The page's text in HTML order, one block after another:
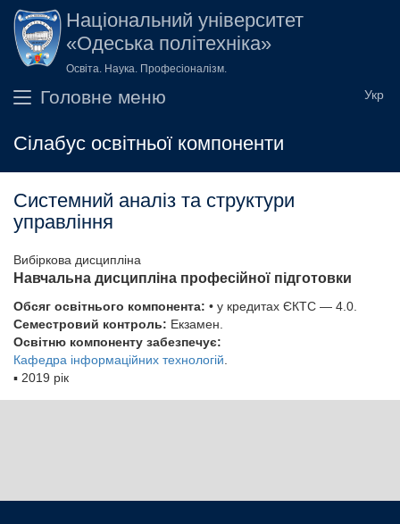
Перейти до основного вмісту
Національний університет
«Одеська політехніка»
Освіта. Наука. Професіоналізм.
Головне меню
Сілабус освітньої компоненти
Системний аналіз та структури
управління
Вибіркова дисципліна
Навчальна дисципліна професійної підготовки
Обсяг освітнього компонента: • у кредитах ЄКТС — 4.0.
Семестровий контроль: Екзамен.
Освітню компоненту забезпечує:
Кафедра інформаційних технологій
▪ 2019 рік